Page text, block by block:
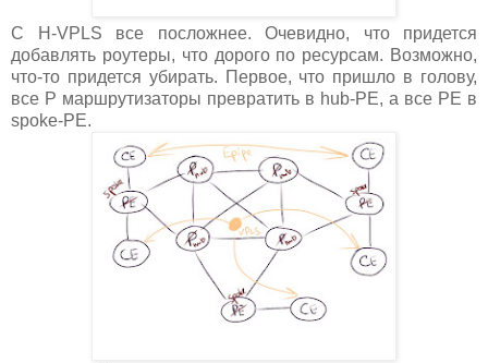
С H-VPLS все посложнее. Очевидно, что придется
добавлять роутеры, что дорого по ресурсам. Возможно,
что-то придется убирать. Первое, что пришло в голову,
все P маршрутизаторы превратить в hub-PE, а все PE в
spoke-PE.